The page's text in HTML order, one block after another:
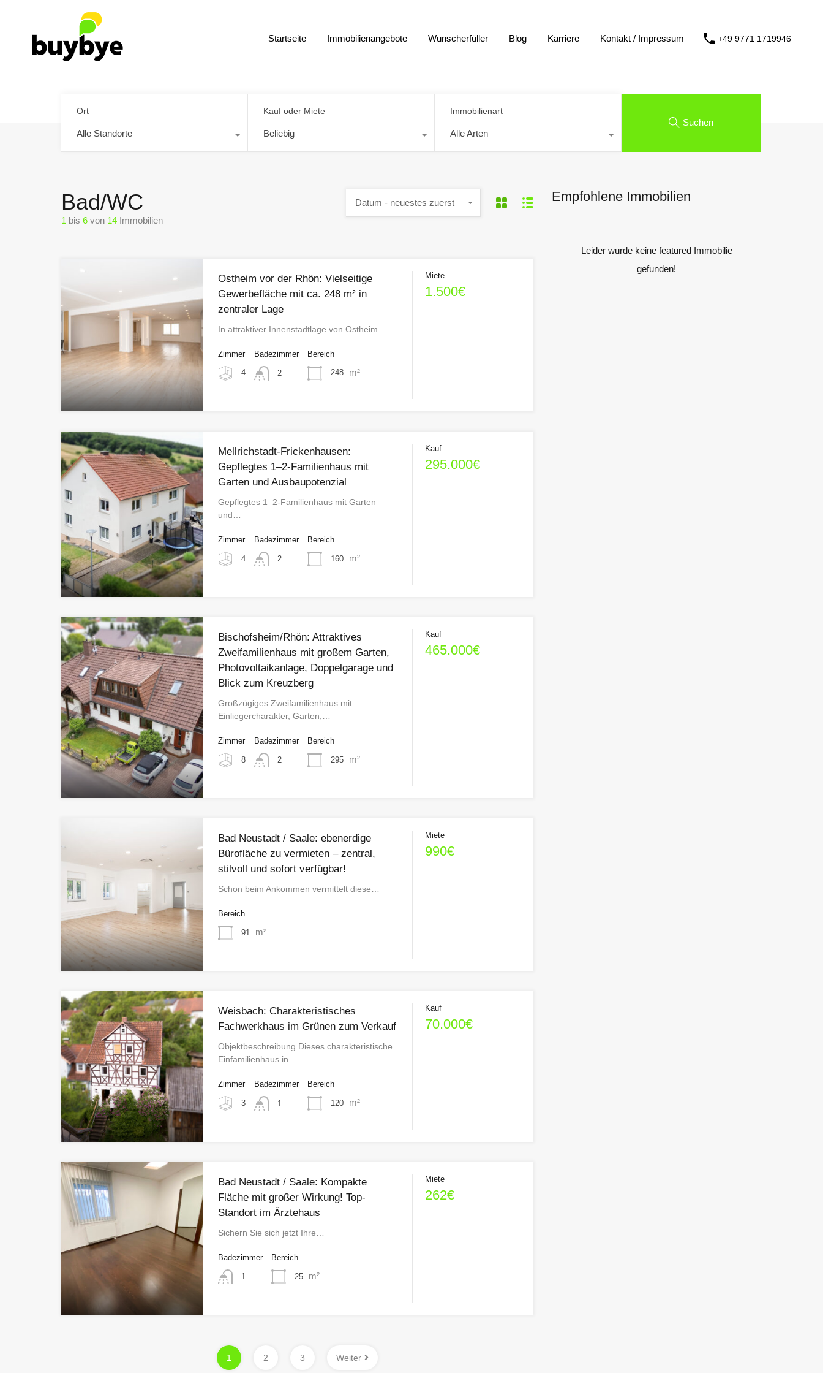
Startseite Immobilienangebote Wunscherfüller Blog Karriere Kontakt / Impressum +49 9771 1719946
Ort
Alle Standorte
Kauf oder Miete
Beliebig
Immobilienart
Alle Arten
Suchen
Bad/WC
1 bis 6 von 14 Immobilien
Datum - neuestes zuerst
Ostheim vor der Rhön: Vielseitige
Gewerbefläche mit ca. 248 m² in
zentraler Lage
In attraktiver Innenstadtlage von Ostheim…
Zimmer
4
Badezimmer
2
Bereich
248 m²
Miete
1.500€
Mellrichstadt-Frickenhausen:
Gepflegtes 1–2-Familienhaus mit
Garten und Ausbaupotenzial
Gepflegtes 1–2-Familienhaus mit Garten
und…
Zimmer
4
Badezimmer
2
Bereich
160 m²
Kauf
295.000€
Bischofsheim/Rhön: Attraktives
Zweifamilienhaus mit großem Garten,
Photovoltaikanlage, Doppelgarage und
Blick zum Kreuzberg
Großzügiges Zweifamilienhaus mit
Einliegercharakter, Garten,…
Zimmer
8
Badezimmer
2
Bereich
295 m²
Kauf
465.000€
Bad Neustadt / Saale: ebenerdige
Bürofläche zu vermieten – zentral,
stilvoll und sofort verfügbar!
Schon beim Ankommen vermittelt diese…
Bereich
91 m²
Miete
990€
Weisbach: Charakteristisches
Fachwerkhaus im Grünen zum Verkauf
Objektbeschreibung Dieses charakteristische
Einfamilienhaus in…
Zimmer
3
Badezimmer
1
Bereich
120 m²
Kauf
70.000€
Bad Neustadt / Saale: Kompakte
Fläche mit großer Wirkung! Top-
Standort im Ärztehaus
Sichern Sie sich jetzt Ihre…
Badezimmer
1
Bereich
25 m²
Miete
262€
1 2 3 Weiter
Empfohlene Immobilien
Leider wurde keine featured Immobilie
gefunden!